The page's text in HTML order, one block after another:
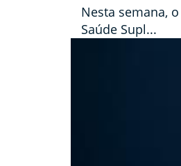
Nesta semana,
Saúde Supl...